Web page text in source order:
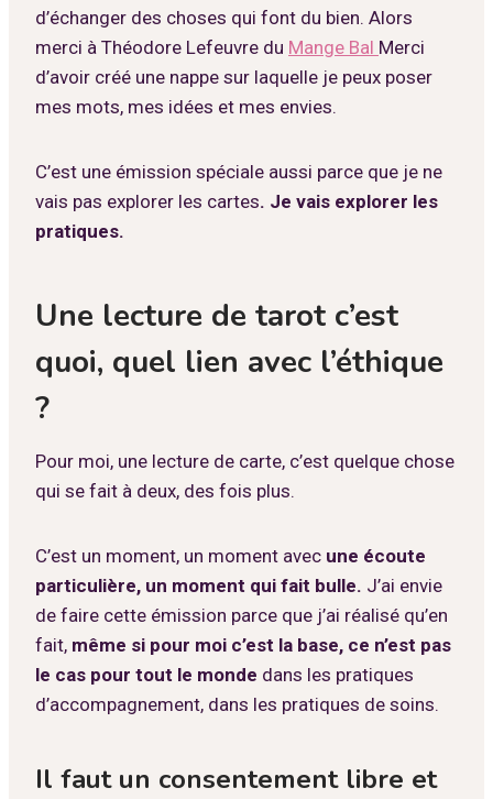
d’échanger des choses qui font du bien. Alors
merci à Théodore Lefeuvre du Mange Bal Merci
d’avoir créé une nappe sur laquelle je peux poser
mes mots, mes idées et mes envies.
C’est une émission spéciale aussi parce que je ne
vais pas explorer les cartes. Je vais explorer les
pratiques.
Une lecture de tarot c’est
quoi, quel lien avec l’éthique
?
Pour moi, une lecture de carte, c’est quelque chose
qui se fait à deux, des fois plus.
C’est un moment, un moment avec une écoute
particulière, un moment qui fait bulle. J’ai envie
de faire cette émission parce que j’ai réalisé qu’en
fait, même si pour moi c’est la base, ce n’est pas
le cas pour tout le monde dans les pratiques
d’accompagnement, dans les pratiques de soins.
Il faut un consentement libre et